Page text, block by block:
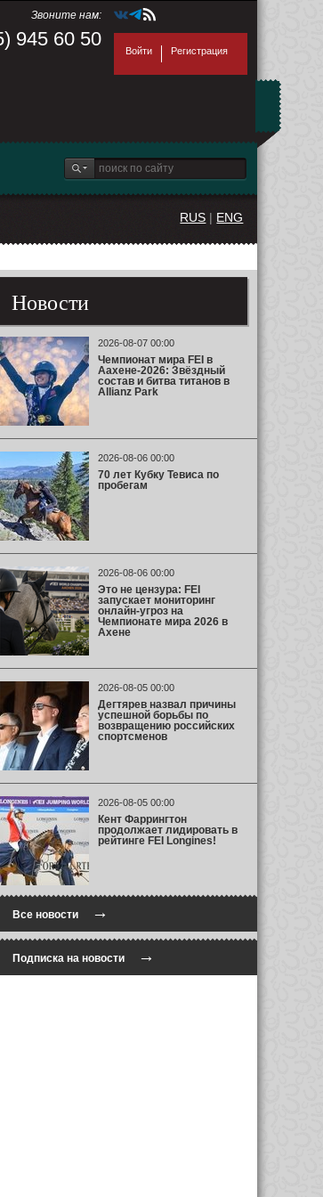
Звоните нам:
945 60 50
Войти Регистрация
RUS | ENG
Новости
2026-08-07 00:00
Чемпионат мира FEI в
Аахене-2026: Звёздный
состав и битва титанов в
Allianz Park
2026-08-06 00:00
70 лет Кубку Тевиса по
пробегам
2026-08-06 00:00
Это не цензура: FEI
запускает мониторинг
онлайн-угроз на
Чемпионате мира 2026 в
Ахене
2026-08-05 00:00
Дегтярев назвал причины
успешной борьбы по
возвращению российских
спортсменов
2026-08-05 00:00
Кент Фаррингтон
продолжает лидировать в
рейтинге FEI Longines!
Все новости→
Подписка на новости→